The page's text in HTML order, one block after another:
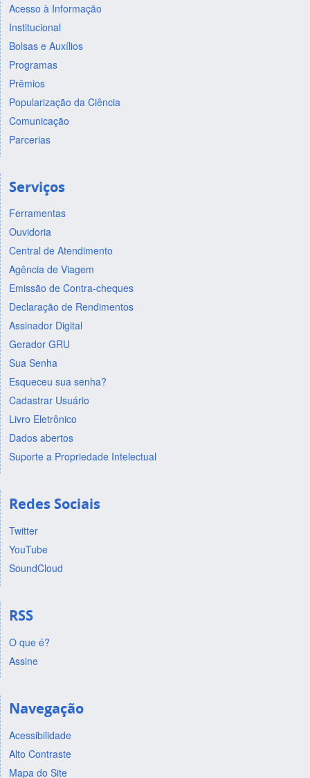
Acesso à Informação
Institucional
Bolsas e Auxílios
Programas
Prêmios
Popularização da Ciência
Comunicação
Parcerias
Serviços
Ferramentas
Ouvidoria
Central de Atendimento
Agência de Viagem
Emissão de Contra-cheques
Declaração de Rendimentos
Assinador Digital
Gerador GRU
Sua Senha
Esqueceu sua senha?
Cadastrar Usuário
Livro Eletrônico
Dados abertos
Suporte a Propriedade Intelectual
Redes Sociais
Twitter
YouTube
SoundCloud
RSS
O que é?
Assine
Navegação
Acessibilidade
Alto Contraste
Mapa do Site